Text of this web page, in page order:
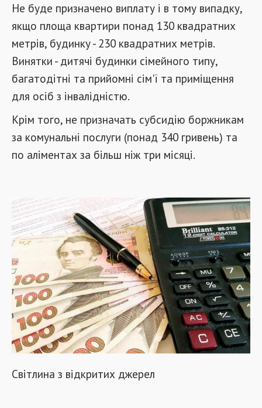
Не буде призначено виплату і в тому випадку,
якщо площа квартири понад 130 квадратних
метрів, будинку - 230 квадратних метрів.
Винятки - дитячі будинки сімейного типу,
багатодітні та прийомні сім'ї та приміщення
для осіб з інвалідністю.
Крім того, не призначать субсидію боржникам
за комунальні послуги (понад 340 гривень) та
по аліментах за більш ніж три місяці.
Світлина з відкритих джерел